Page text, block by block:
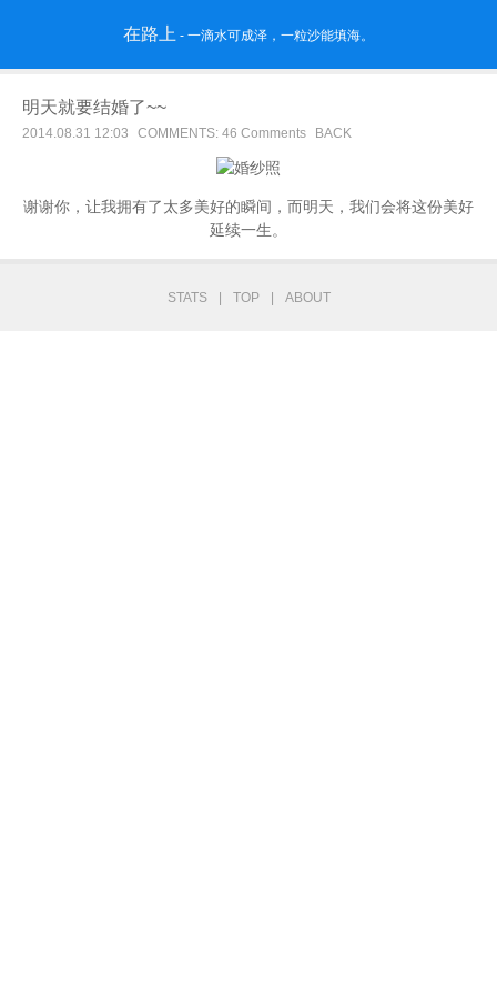
在路上 - 一滴水可成泽，一粒沙能填海。
明天就要结婚了~~
2014.08.31 12:03 COMMENTS: 46 Comments BACK
谢谢你，让我拥有了太多美好的瞬间，而明天，我们会将这份美好
延续一生。
STATS TOP ABOUT